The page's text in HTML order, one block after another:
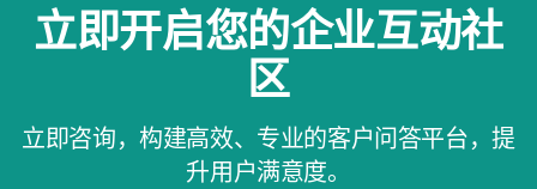
立即开启您的企业互动社
区
立即咨询，构建高效、专业的客户问答平台，提
升用户满意度。